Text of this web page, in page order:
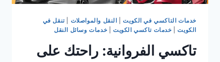
خدمات التاكسي في الكويت| النقل والمواصلات |تنقل في
الكويت| خدمات تاكسي الكويت خدمات وسائل النقل
تاكسي الفروانية: راحتك على